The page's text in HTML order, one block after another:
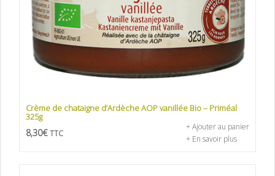
Crème de chataigne d’Ardèche AOP vanillée Bio – Priméal
325g
8,30€ TTC
+ Ajouter au panier
+ En savoir plus